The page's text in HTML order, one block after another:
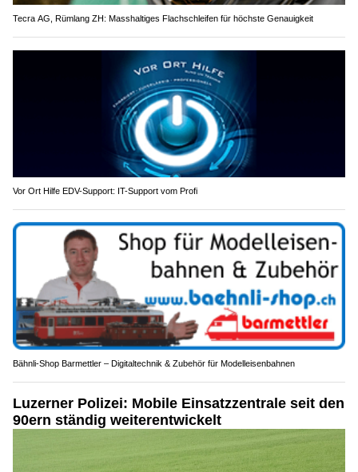
Tecra AG, Rümlang ZH: Masshaltiges Flachschleifen für höchste Genauigkeit
Vor Ort Hilfe EDV-Support: IT-Support vom Profi
Bähnli-Shop Barmettler – Digitaltechnik & Zubehör für Modelleisenbahnen
Luzerner Polizei: Mobile Einsatzzentrale seit den
90ern ständig weiterentwickelt